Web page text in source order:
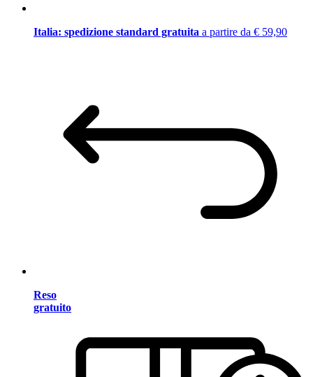
Italia: spedizione standard gratuita a partire da € 59,90
Reso
gratuito